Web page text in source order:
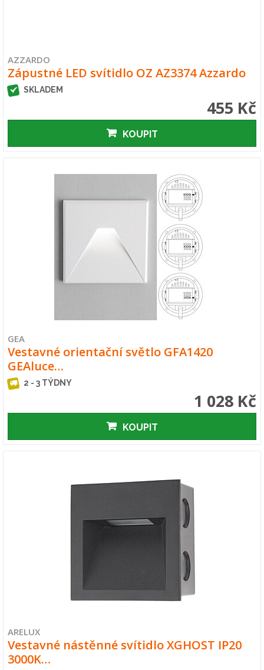
AZZARDO
Zápustné LED svítidlo OZ AZ3374 Azzardo
SKLADEM
455 Kč
KOUPIT
GEA
Vestavné orientační světlo GFA1420
GEAluce…
2 - 3 TÝDNY
1 028 Kč
KOUPIT
ARELUX
Vestavné nástěnné svítidlo XGHOST IP20
3000K…